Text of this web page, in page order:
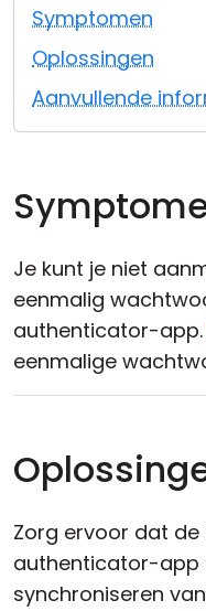
Symptomen
Oplossingen
Aanvullende
Je kunt je niet
eenmalig
authenticator-app.
eenmalige
Zorg ervoor dat
authenticator-app
synchroniseren
Cloud & On-